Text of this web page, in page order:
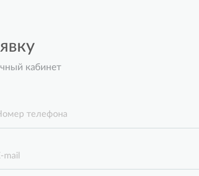
кабинет
телефона
mail